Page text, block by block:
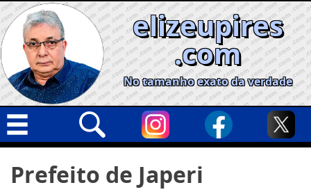
Skip
to
content
elizeupires
.com
No tamanho exato da verdade
Geral
por:
Prefeito de Japeri